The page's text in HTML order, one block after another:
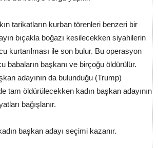
tarikatların kurban törenleri benzeri bir
bıçakla boğazı kesilecekken siyahilerin
kurtarılması ile son bulur. Bu operasyon
babaların başkanı ve birçoğu öldürülür.
adayının da bulunduğu (Trump)
tam öldürülecekken kadın başkan adayının
bağışlanır.
başkan adayı seçimi kazanır.